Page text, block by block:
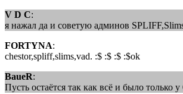
V D C:
я нажал да и советую админов
FORTYNA:
chestor,spliff,slims,vad. :$ :$ :$ :$ok
BaueR:
Пусть остаётся так как всё и было только